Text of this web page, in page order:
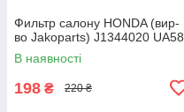
Фильтр салону HONDA (вир-
во Jakoparts) J1344020 UA58
В наявності
198 ₴ 220 ₴